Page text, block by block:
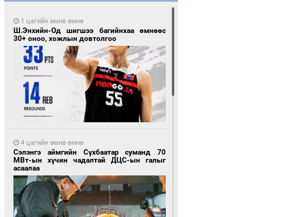
1 цагийн өмнө өмнө
Ш.Энхийн-Од шигшээ багийнхаа өмнөөс
30+ оноо, хожлын довтолгоо
4 цагийн өмнө өмнө
Сэлэнгэ аймгийн Сүхбаатар суманд 70
МВт-ын хүчин чадалтай ДЦС-ын галыг
асаалаа